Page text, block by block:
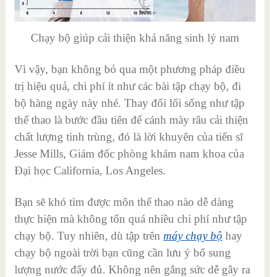
Chạy bộ giúp cải thiện khả năng sinh lý nam
Vì vậy, bạn không bỏ qua một phương pháp điều
trị hiệu quả, chi phí ít như các bài tập chạy bộ, đi
bộ hàng ngày này nhé. Thay đổi lối sống như tập
thể thao là bước đầu tiên để cánh mày râu cải thiện
chất lượng tinh trùng, đó là lời khuyên của tiến sĩ
Jesse Mills, Giám đốc phòng khám nam khoa của
Đại học California, Los Angeles.
Bạn sẽ khó tìm được môn thể thao nào dễ dàng
thực hiện mà không tốn quá nhiều chi phí như tập
chạy bộ. Tuy nhiên, dù tập trên máy chạy bộ hay
chạy bộ ngoài trời bạn cũng cần lưu ý bổ sung
lượng nước đẩy đủ. Không nên gắng sức dễ gây ra